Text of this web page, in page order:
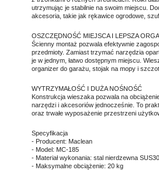
utrzymując je stabilnie na swoim miejscu.
akcesoria, takie jak rękawice ogrodowe,
OSZCZĘDNOŚĆ MIEJSCA I LEPSZA
Ścienny montaż pozwala efektywnie
przedmioty. Zamiast trzymać narzędzia
je w jednym, łatwo dostępnym miejscu.
organizer do garażu, stojak na mopy i
WYTRZYMAŁOŚĆ I DUŻA NOŚNOŚĆ
Konstrukcja wieszaka pozwala na
narzędzi i akcesoriów jednocześnie. To
oraz trwałe wyposażenie przestrzeni
Specyfikacja
- Producent: Maclean
- Model: MC-185
- Materiał wykonania: stal nierdzewna
- Maksymalne obciążenie: 20 kg